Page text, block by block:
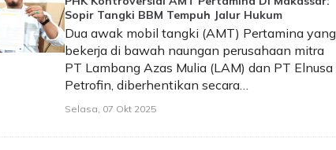
Sopir Tangki BBM Tempuh Jalur Hukum
Dua awak mobil tangki (AMT) Pertamina yang
bekerja di bawah naungan perusahaan mitra
PT Lambang Azas Mulia (LAM) dan PT Elnusa
Petrofin, diberhentikan secara…
Selasa, 07 Okt 2025